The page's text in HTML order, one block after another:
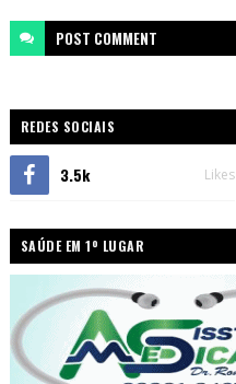
POST COMMENT
REDES SOCIAIS
3.5k Likes
SAÚDE EM 1º LUGAR